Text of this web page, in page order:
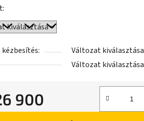
Változat kiválasztása
Változat kiválasztása
900